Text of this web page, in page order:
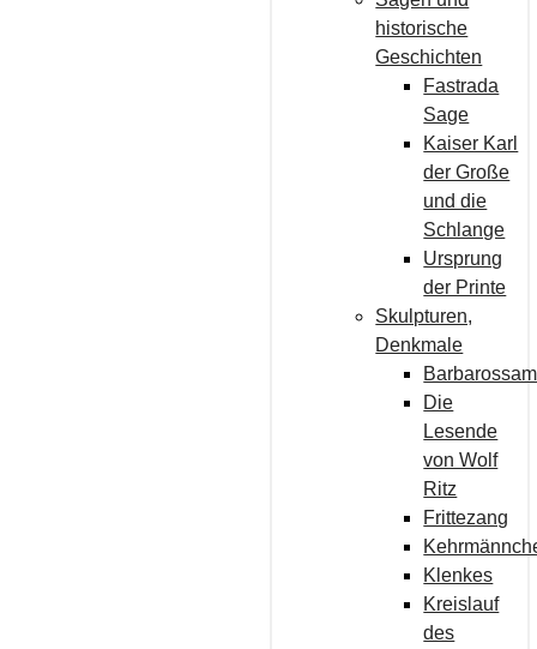
historische
Geschichten
Fastrada
Sage
Kaiser Karl
der Große
und die
Schlange
Ursprung
der Printe
Skulpturen,
Denkmale
Die
Lesende
von Wolf
Ritz
Frittezang
Klenkes
Kreislauf
des